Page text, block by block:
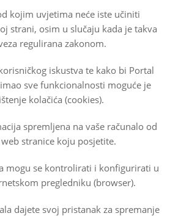
kojim uvjetima neće iste učiniti
strani, osim u slučaju kada je takva
regulirana zakonom.
iskustva te kako bi Portal
sve funkcionalnosti moguće je
kolačića (cookies).
spremljena na vaše računalo od
stranice koju posjetite.
mogu se kontrolirati i konfigurirati u
pregledniku (browser).
dajete svoj pristanak za spremanje